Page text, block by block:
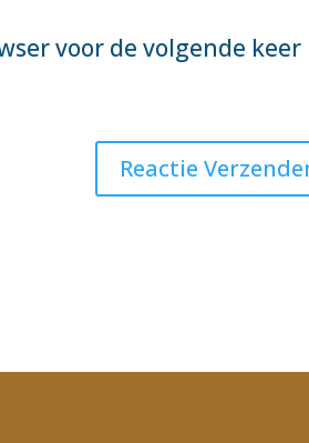
voor de volgende keer